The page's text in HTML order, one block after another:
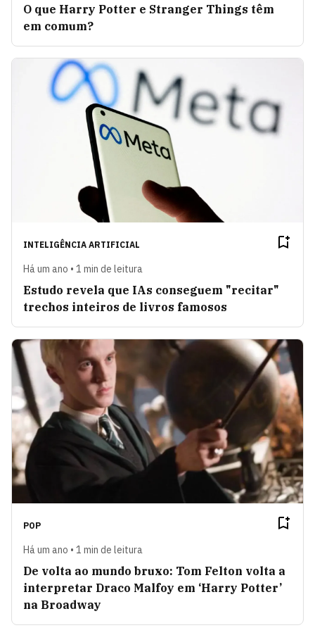
O que Harry Potter e Stranger Things têm
em comum?
INTELIGÊNCIA ARTIFICIAL
Há um ano • 1 min de leitura
Estudo revela que IAs conseguem "recitar"
trechos inteiros de livros famosos
POP
Há um ano • 1 min de leitura
De volta ao mundo bruxo: Tom Felton volta a
interpretar Draco Malfoy em ‘Harry Potter’
na Broadway